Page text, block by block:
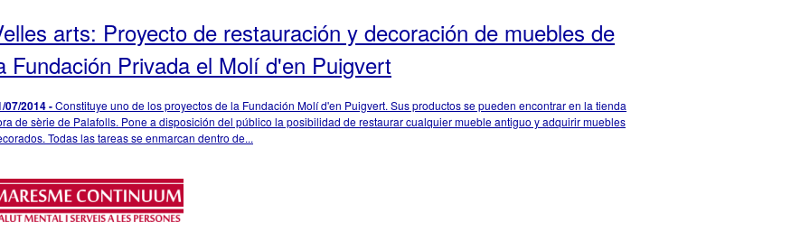
arts: Proyecto de restauración y decoración de muebles de
Fundación Privada el Molí d'en Puigvert
07/2014 -Constituye uno de los proyectos de la Fundación Molí d'en Puigvert. Sus productos se pueden encontrar en la tienda
de sèrie de Palafolls. Pone a disposición del público la posibilidad de restaurar cualquier mueble antiguo y adquirir muebles
Todas las tareas se enmarcan dentro de...